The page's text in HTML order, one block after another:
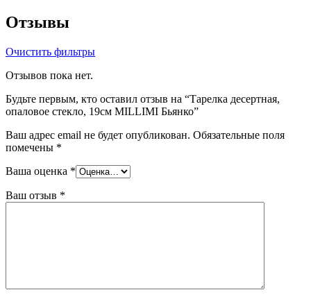
Отзывы
Очистить фильтры
Отзывов пока нет.
Будьте первым, кто оставил отзыв на “Тарелка десертная,
опаловое стекло, 19см MILLIMI Бьянко”
Ваш адрес email не будет опубликован. Обязательные поля
помечены *
Ваша оценка *
Ваш отзыв *